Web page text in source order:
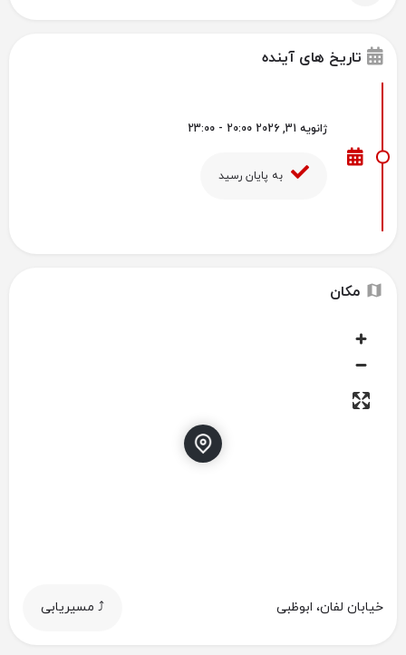
تاریخ های آینده
ژانویه 31, 2026 20:00 - 23:00
به پایان رسید
مکان
خیابان لفان، ابوظبی ⤴️ مسیریابی